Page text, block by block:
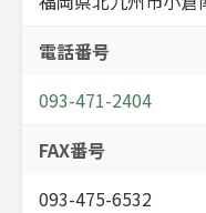
電話番号
093-471-2404
FAX番号
093-475-6532